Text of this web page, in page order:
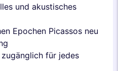
und akustisches
Epochen Picassos neu
zugänglich für jedes